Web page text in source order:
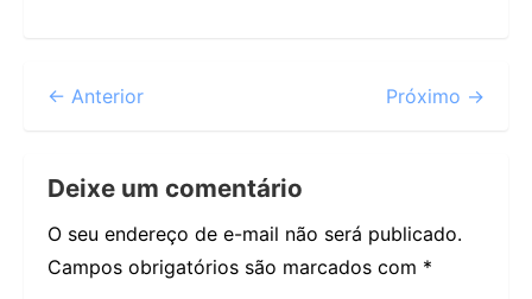
← Anterior Próximo →
Deixe um comentário
O seu endereço de e-mail não será publicado.
Campos obrigatórios são marcados com *